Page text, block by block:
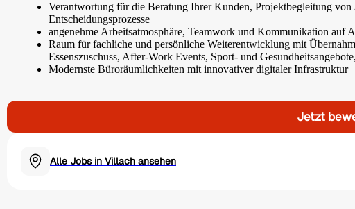
Verantwortung für die Beratung Ihrer Kunden, Projektbegleitung
Entscheidungsprozesse
angenehme Arbeitsatmosphäre, Teamwork und Kommunikation auf
Raum für fachliche und persönliche Weiterentwicklung mit
Essenszuschuss, After-Work Events, Sport- und
Modernste Büroräumlichkeiten mit innovativer digitaler Infrastruktur
Jetzt
Alle Jobs in Villach ansehen